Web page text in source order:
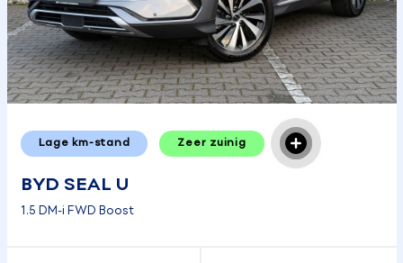
Lage km-stand Zeer zuinig
BYD SEAL U
1.5 DM-i FWD Boost